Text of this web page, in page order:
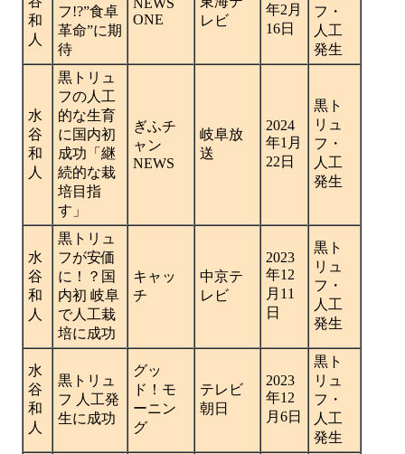
和
人
フ!?”食卓
革命”に期
待
NEWS
ONE
レビ
年2月
16日
フ・
人工
発生
水
谷
和
人
黒トリュ
フの人工
的な生育
に国内初
成功「継
続的な栽
培目指
す」
ぎふチ
ャン
NEWS
岐阜放
送
2024
年1月
22日
黒ト
リュ
フ・
人工
発生
水
谷
和
人
黒トリュ
フが安価
に！？国
内初 岐阜
で人工栽
培に成功
キャッ
チ
中京テ
レビ
2023
年12
月11
日
黒ト
リュ
フ・
人工
発生
水
谷
和
人
黒トリュ
フ 人工発
生に成功
グッ
ド！モ
ーニン
グ
テレビ
朝日
2023
年12
月6日
黒ト
リュ
フ・
人工
発生